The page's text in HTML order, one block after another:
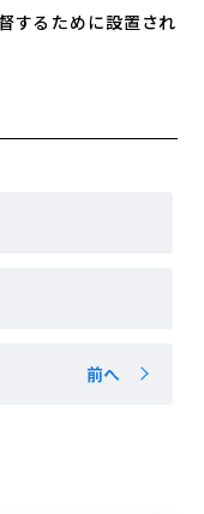
するために設置され
前へ